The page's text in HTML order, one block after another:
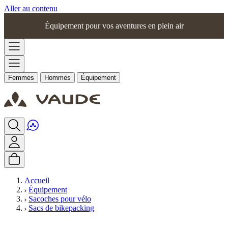
Aller au contenu
Équipement pour vos aventures en plein air
Femmes Hommes Équipement
Accueil
Équipement
Sacoches pour vélo
Sacs de bikepacking